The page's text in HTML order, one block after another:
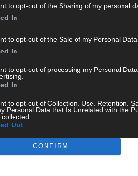
to opt-out of the Sharing of my personal
In
to opt-out of the Sale of my Personal Data.
In
to opt-out of processing my Personal
In
to opt-out of Collection, Use, Retention,
Personal Data that Is Unrelated with the
Out
CONFIRM
mit und teile deine Perspektive. Mit *
Klarnamen (Vor- und Nachname) und
jeden Kommentar kurz. Beiträge, die
Beleidigungen, Hetze, Spam oder